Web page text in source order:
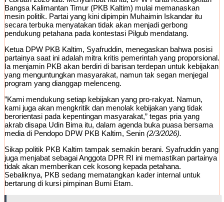
Bangsa Kalimantan Timur (PKB Kaltim) mulai memanaskan
mesin politik. Partai yang kini dipimpin Muhaimin Iskandar itu
secara terbuka menyatakan tidak akan menjadi gerbong
pendukung petahana pada kontestasi Pilgub mendatang.
​Ketua DPW PKB Kaltim, Syafruddin, menegaskan bahwa posisi
partainya saat ini adalah mitra kritis pemerintah yang proporsional.
Ia menjamin PKB akan berdiri di barisan terdepan untuk kebijakan
yang menguntungkan masyarakat, namun tak segan menjegal
program yang dianggap melenceng.
​”Kami mendukung setiap kebijakan yang pro-rakyat. Namun,
kami juga akan mengkritik dan menolak kebijakan yang tidak
berorientasi pada kepentingan masyarakat,” tegas pria yang
akrab disapa Udin Bima itu, dalam agenda buka puasa bersama
media di Pendopo DPW PKB Kaltim, Senin (2/3/2026).
​Sikap politik PKB Kaltim tampak semakin berani. Syafruddin yang
juga menjabat sebagai Anggota DPR RI ini memastikan partainya
tidak akan memberikan cek kosong kepada petahana.
Sebaliknya, PKB sedang mematangkan kader internal untuk
bertarung di kursi pimpinan Bumi Etam.